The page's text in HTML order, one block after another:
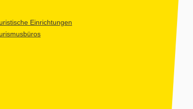
Einrichtungen